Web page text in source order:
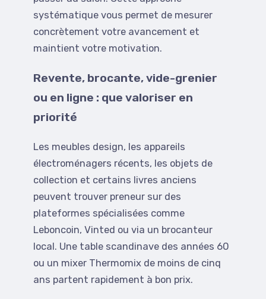
systématique vous permet de mesurer
concrètement votre avancement et
maintient votre motivation.
Revente, brocante, vide-grenier
ou en ligne : que valoriser en
priorité
Les meubles design, les appareils
électroménagers récents, les objets de
collection et certains livres anciens
peuvent trouver preneur sur des
plateformes spécialisées comme
Leboncoin, Vinted ou via un brocanteur
local. Une table scandinave des années 60
ou un mixer Thermomix de moins de cinq
ans partent rapidement à bon prix.